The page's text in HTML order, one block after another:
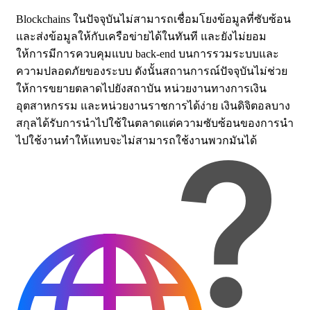
Blockchains ในปัจจุบันไม่สามารถเชื่อมโยงข้อมูลที่ซับซ้อน
และส่งข้อมูลให้กับเครือข่ายได้ในทันที และยังไม่ยอม
ให้การมีการควบคุมแบบ back-end บนการรวมระบบและ
ความปลอดภัยของระบบ ดังนั้นสถานการณ์ปัจจุบันไม่ช่วย
ให้การขยายตลาดไปยังสถาบัน หน่วยงานทางการเงิน
อุตสาหกรรม และหน่วยงานราชการได้ง่าย เงินดิจิตอลบาง
สกุลได้รับการนำไปใช้ในตลาดแต่ความซับซ้อนของการนำ
ไปใช้งานทำให้แทบจะไม่สามารถใช้งานพวกมันได้